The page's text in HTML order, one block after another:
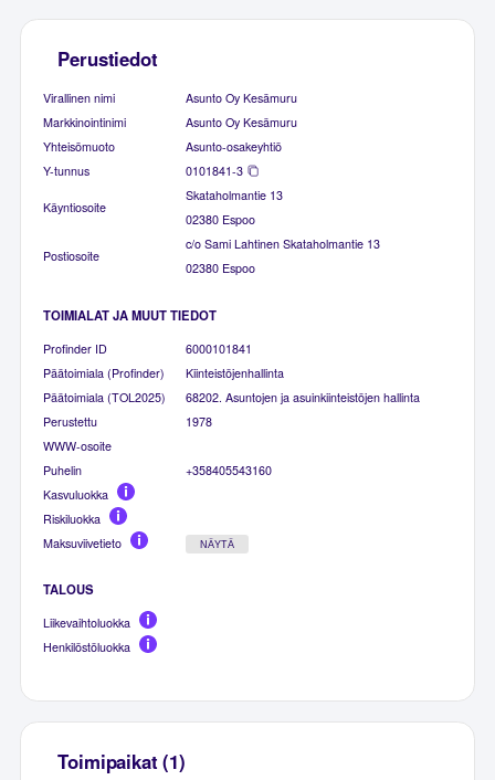
Perustiedot
Virallinen nimi
Asunto Oy Kesämuru
Markkinointinimi
Asunto Oy Kesämuru
Yhteisömuoto
Asunto-osakeyhtiö
Y-tunnus
0101841-3
Käyntiosoite
Skataholmantie 13
02380 Espoo
Postiosoite
c/o Sami Lahtinen Skataholmantie 13
02380 Espoo
TOIMIALAT JA MUUT TIEDOT
Profinder ID
6000101841
Päätoimiala (Profinder)
Kiinteistöjenhallinta
Päätoimiala (TOL2025)
68202. Asuntojen ja asuinkiinteistöjen hallinta
Perustettu
1978
WWW-osoite
Puhelin
+358405543160
Kasvuluokka
Riskiluokka
Maksuviivetieto
NÄYTÄ
TALOUS
Liikevaihtoluokka
Henkilöstöluokka
Toimipaikat (1)